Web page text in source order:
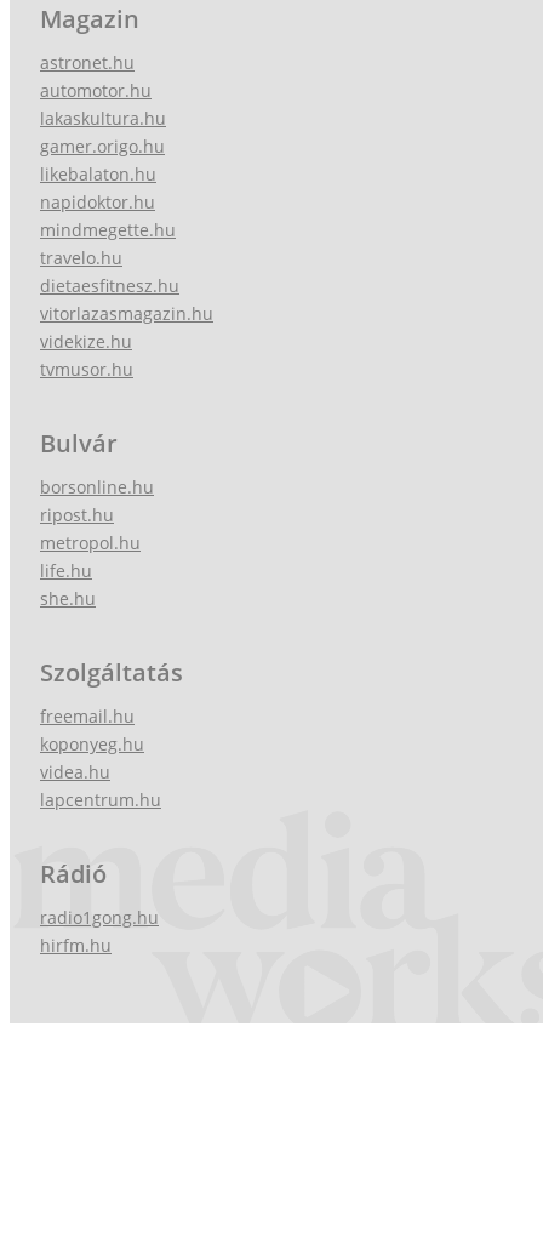
Magazin
astronet.hu
automotor.hu
lakaskultura.hu
gamer.origo.hu
likebalaton.hu
napidoktor.hu
mindmegette.hu
travelo.hu
dietaesfitnesz.hu
vitorlazasmagazin.hu
videkize.hu
tvmusor.hu
Bulvár
borsonline.hu
ripost.hu
metropol.hu
life.hu
she.hu
Szolgáltatás
freemail.hu
koponyeg.hu
videa.hu
lapcentrum.hu
Rádió
radio1gong.hu
hirfm.hu